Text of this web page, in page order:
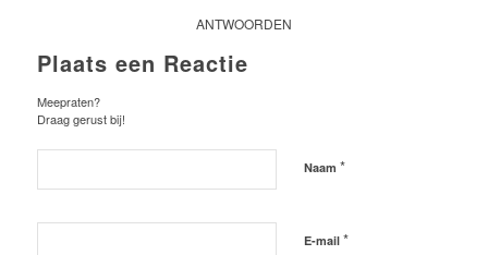
ANTWOORDEN
Plaats een Reactie
Meepraten?
Draag gerust bij!
Naam *
E-mail *